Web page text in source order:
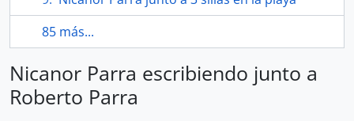
85 más...
Nicanor Parra escribiendo junto a
Roberto Parra